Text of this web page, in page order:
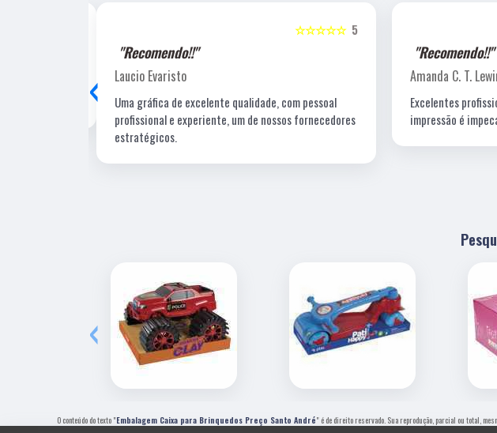
5
☆☆☆☆☆
"Recomendo!!"
Laucio Evaristo
Uma gráfica de excelente qualidade, com pessoal
profissional e experiente, um de nossos fornecedores
estratégicos.
"Recomendo!!"
Amanda C. T.
Excelentes
impressão é
‹
‹
O conteúdo do texto "Embalagem Caixa para Brinquedos Preço Santo André" é de direito reservado. Sua reprodução, parcial ou total,